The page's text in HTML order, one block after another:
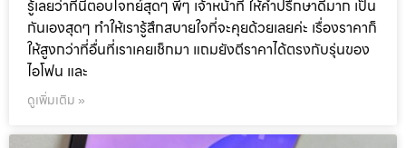
รู้เลยว่าที่นี่ตอบโจทย์สุดๆ พี่ๆ เจ้าหน้าที่ ให้คำปรึกษาดีมาก เป็น
กันเองสุดๆ ทำให้เรารู้สึกสบายใจที่จะคุยด้วยเลยค่ะ เรื่องราคาก็
ให้สูงกว่าที่อื่นที่เราเคยเช็กมา แถมยังตีราคาได้ตรงกับรุ่นของ
ไอโฟน และ
ดูเพิ่มเติม »